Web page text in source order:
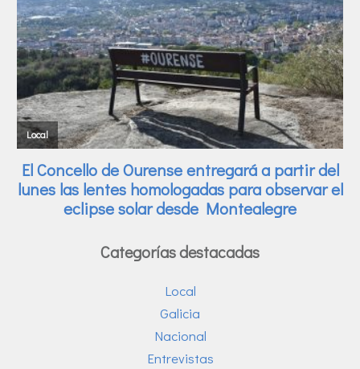
Categorías destacadas
Local
Galicia
Nacional
Entrevistas